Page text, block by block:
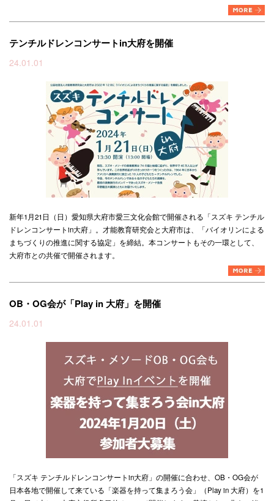
テンチルドレンコンサートin大府を開催
24.01.01
新年1月21日（日）愛知県大府市愛三文化会館で開催される「スズキ テンチル
ドレンコンサートin大府」。才能教育研究会と大府市は、「バイオリンによる
まちづくりの推進に関する協定」を締結。本コンサートもその一環として、
大府市との共催で開催されます。
OB・OG会が「Play in 大府」を開催
24.01.01
「スズキ テンチルドレンコンサートin大府」の開催に合わせ、OB・OG会が
日本各地で開催して来ている「楽器を持って集まろう会」（Play in 大府）を1